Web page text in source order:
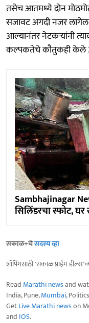
तसेच आतमध्ये दोन
सजावट अगदी नजर लागेल
आल्यानंतर नेटकऱ्यांनी
कल्पकतेचे कौतुकही
Sambhajinagar
सिलिंडरचा स्फोट, घर
सकाळ+चेसदस्य व्हा
शॉपिंगसाठी 'सकाळ प्राईम
Read Marathi newsand
India, Pune,Mumbai,
GetLive Marathi newson
and IOS.